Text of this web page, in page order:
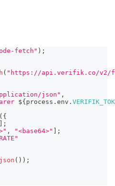
fetch" ) ;
( "https://api.verifik.co/v2/
json" ,
${ process . env .
( {
;
, "<base64>"
;
json ( ) ) ;